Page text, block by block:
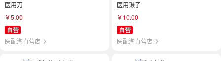
医用刀
￥5.00
自营
医配淘直营店
医用镊子
￥10.00
自营
医配淘直营店